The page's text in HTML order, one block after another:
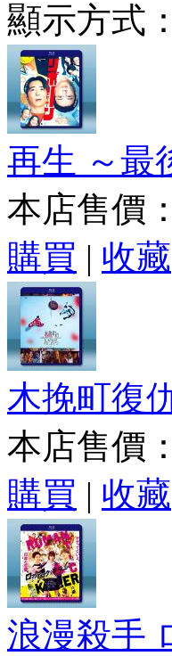
顯示方式：
再生 ～最
本店售價：
購買 | 收藏
木挽町復
本店售價：
購買 | 收藏
浪漫殺手